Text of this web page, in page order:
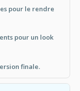
pour le rendre
pour un look
finale.